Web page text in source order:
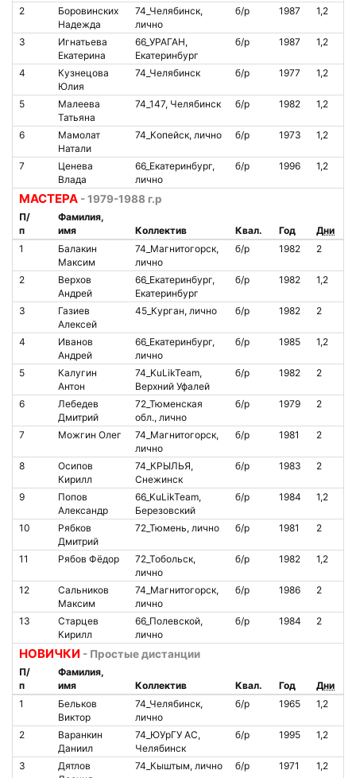
2
Боровинских
Надежда
74_Челябинск,
лично
б/р 1987 1,2
3
Игнатьева
Екатерина
66_УРАГАН,
Екатеринбург
б/р 1987 1,2
4
Кузнецова
Юлия
74_Челябинск б/р 1977 1,2
5
Малеева
Татьяна
74_147, Челябинск б/р 1982 1,2
6
Мамолат
Натали
74_Копейск, лично б/р 1973 1,2
7
Ценева
Влада
66_Екатеринбург,
лично
б/р 1996 1,2
МАСТЕРА - 1979-1988 г.р
П/
п
Фамилия,
имя
Коллектив Квал. Год Дни
1
Балакин
Максим
74_Магнитогорск,
лично
б/р 1982 2
2
Верхов
Андрей
66_Екатеринбург,
Екатеринбург
б/р 1982 1,2
3
Газиев
Алексей
45_Курган, лично б/р 1982 2
4
Иванов
Андрей
66_Екатеринбург,
лично
б/р 1985 1,2
5
Калугин
Антон
74_KuLikTeam,
Верхний Уфалей
б/р 1982 2
6
Лебедев
Дмитрий
72_Тюменская
обл., лично
б/р 1979 2
7 Можгин Олег
74_Магнитогорск,
лично
б/р 1981 2
8
Осипов
Кирилл
74_КРЫЛЬЯ,
Снежинск
б/р 1983 2
9
Попов
Александр
66_KuLikTeam,
Березовский
б/р 1984 1,2
10
Рябков
Дмитрий
72_Тюмень, лично б/р 1981 2
11 Рябов Фёдор
72_Тобольск,
лично
б/р 1982 1,2
12
Сальников
Максим
74_Магнитогорск,
лично
б/р 1986 2
13
Старцев
Кирилл
66_Полевской,
лично
б/р 1984 2
НОВИЧКИ - Простые дистанции
П/
п
Фамилия,
имя
Коллектив Квал. Год Дни
1
Бельков
Виктор
74_Челябинск,
лично
б/р 1965 1,2
2
Варанкин
Даниил
74_ЮУрГУ АС,
Челябинск
б/р 1995 1,2
3
Дятлов
74_Кыштым, лично б/р 1971 1,2